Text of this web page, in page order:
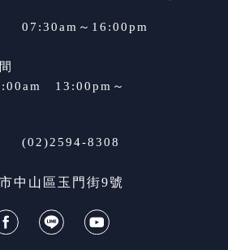
07:30am～16:00pm
　13:00pm～
(02)2594-8308
中山區玉門街9號